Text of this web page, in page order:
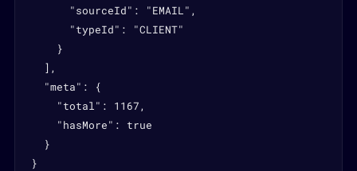
      "sourceId": "EMAIL",
      "typeId": "CLIENT"
    }
  ],
  "meta": {
    "total": 1167,
    "hasMore": true
  }
}